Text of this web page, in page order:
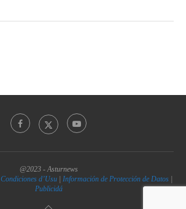
@2023 - Asturnews
Condiciones d’Usu Información de Protección de Datos
Publicidá